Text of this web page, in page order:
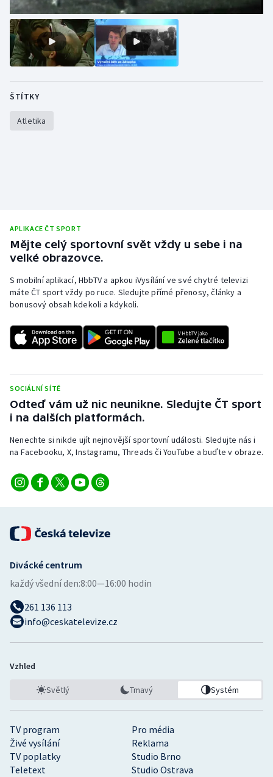
ŠTÍTKY
Atletika
APLIKACE ČT SPORT
Mějte celý sportovní svět vždy u sebe i na
velké obrazovce.
S mobilní aplikací, HbbTV a apkou iVysílání ve své chytré televizi
máte ČT sport vždy po ruce. Sledujte přímé přenosy, články a
bonusový obsah kdekoli a kdykoli.
SOCIÁLNÍ SÍTĚ
Odteď vám už nic neunikne. Sledujte ČT sport
i na dalších platformách.
Nenechte si nikde ujít nejnovější sportovní události. Sledujte nás i
na Facebooku, X, Instagramu, Threads či YouTube a buďte v obraze.
TV program
Pro média
Živé vysílání
Reklama
TV poplatky
Studio Brno
Teletext
Studio Ostrava
Divácké centrum
každý všední den:8:00—16:00 hodin
261 136 113
info@ceskatelevize.cz
Vzhled
Světlý Tmavý Systém